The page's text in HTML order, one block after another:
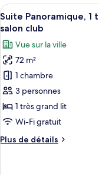
une
place,
non-
fumeurs
(Sky
View)
type
de
chambre
Club,
2
lits
une
place,
fumeurs
(Sky
Afficher
toutes
les
photos
pour
ce
type
de
chambre :
Panoramique,
10
Suite Panoramique, 1
salon club
Vue sur la ville
72 m²
1 chambre
3 personnes
1 très grand lit
Wi-Fi gratuit
Plus de détails
Plus